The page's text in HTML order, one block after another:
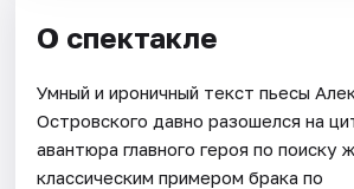
О спектакле
Умный и ироничный текст пьесы
Островского давно разошелся на
авантюра главного героя по поиску
классическим примером брака по